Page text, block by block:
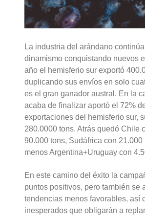
La industria del arándano
dinamismo conquistando nuevos
año el hemisferio sur exportó
duplicando sus envíos en solo
es el gran ganador austral. En la
acaba de finalizar aportó el 72%
exportaciones del hemisferio sur,
280.0000 tons. Atrás quedó Chile
90.000 tons, Sudáfrica con 21.000
menos Argentina+Uruguay con
En este camino del éxito la
puntos positivos, pero también se
tendencias menos favorables, así
inesperados que obligarán a